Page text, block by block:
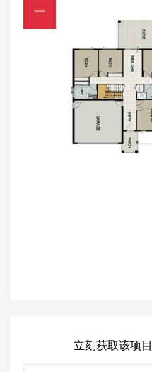
一
立刻获取该项目